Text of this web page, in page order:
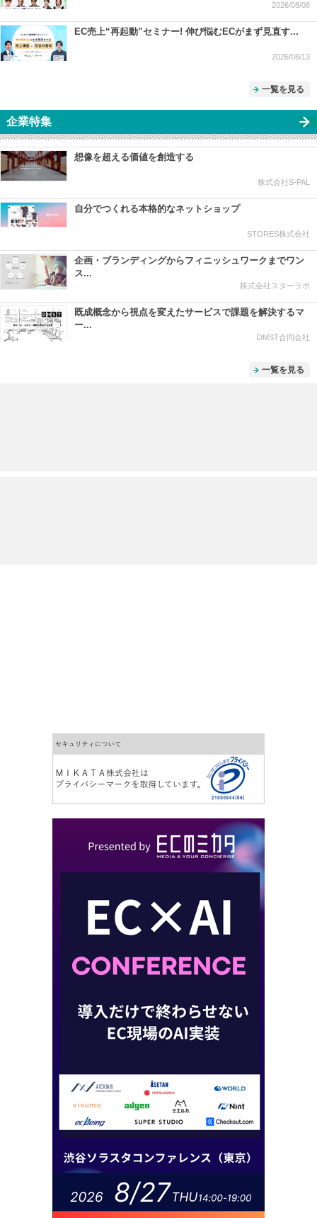
2026/08/08
EC売上“再起動”セミナー! 伸び悩むECがまず見直す...
2026/08/13
一覧を見る
企業特集
想像を超える価値を創造する
株式会社S-PAL
自分でつくれる本格的なネットショップ
STORES株式会社
企画・ブランディングからフィニッシュワークまでワン
ス...
株式会社スターラボ
既成概念から視点を変えたサービスで課題を解決するマ
ー...
DMST合同会社
一覧を見る